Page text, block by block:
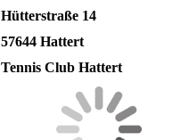
Hütterstraße 14
57644 Hattert
Tennis Club Hattert